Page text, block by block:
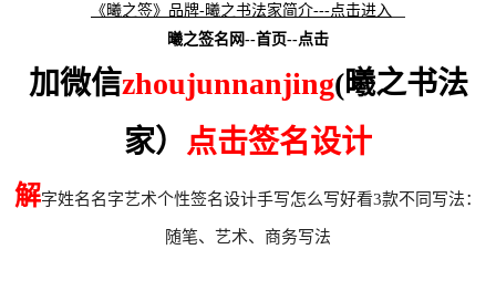
《曦之签》品牌-曦之书法家简介---点击进入
曦之签名网--首页--点击
加微信zhoujunnanjing(曦之书法
家） 点击签名设计
解字姓名名字艺术个性签名设计手写怎么写好看3款不同写法：
随笔、艺术、商务写法